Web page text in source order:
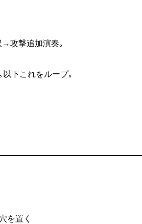
→攻撃追加演奏｡
下これをループ｡
を置く